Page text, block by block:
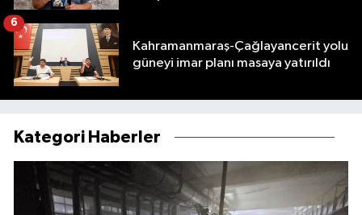
Kahramanmaraş-Çağlayancerit yolu
güneyi imar planı masaya yatırıldı
6
Kategori Haberler